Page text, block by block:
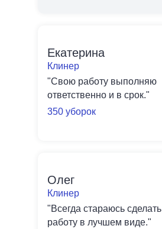
"Всегда стараюсь сделать
работу в лучшем виде."
Клинер
Олег
"Свою работу выполняю
ответственно и в срок."
Клинер
Екатерина
350 уборок